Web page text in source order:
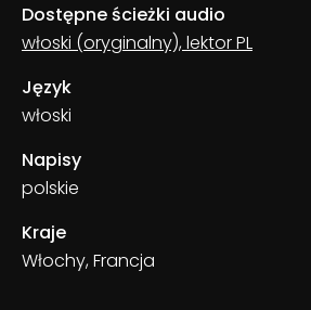
Dostępne ścieżki audio
włoski (oryginalny), lektor PL
Język
włoski
Napisy
polskie
Kraje
Włochy, Francja